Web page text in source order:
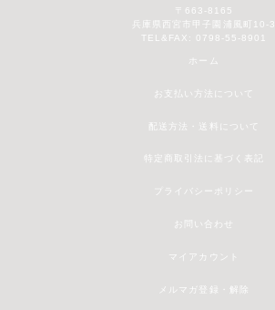
〒663-8165
兵庫県西宮市甲子園浦風町10-3
TEL&FAX: 0798-55-8901
ホーム
お支払い方法について
配送方法・送料について
特定商取引法に基づく表記
プライバシーポリシー
お問い合わせ
マイアカウント
メルマガ登録・解除